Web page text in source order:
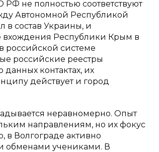
не полностью соответствуют
Автономной Республикой
в состав Украины, и
вхождения Республики Крым в
российской системе
российские реестры
контактах, их
действует и город
неравномерно. Опыт
направлениям, но их фокус
Волгограде активно
обменами учениками. В